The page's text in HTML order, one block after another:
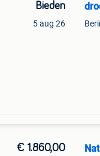
Bieden
5 aug 26
€ 1.860,00